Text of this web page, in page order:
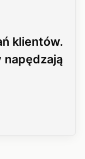
klientów.
napędzają